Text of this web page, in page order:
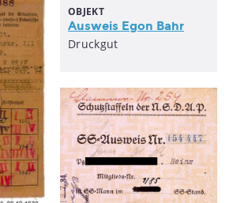
OBJEKT
Ausweis Egon Bahr
Druckgut